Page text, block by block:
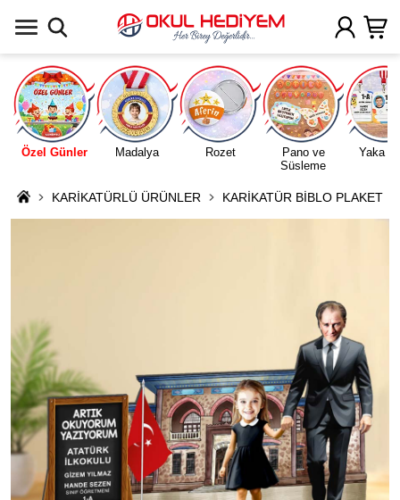
Özel Günler Madalya Rozet
Pano ve
Süsleme
Yaka
KARİKATÜRLÜ ÜRÜNLER KARİKATÜR BİBLO PLAKET
Uygulamada Aç